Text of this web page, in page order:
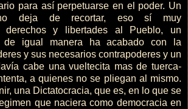
para así perpetuarse en el poder. Un
deja de recortar, eso sí muy
derechos y libertades al Pueblo, un
de igual manera ha acabado con la
y sus necesarios contrapoderes y un
cabe una vueltecita mas de tuerca-
a quienes no se pliegan al mismo.
una Dictatocracia, que es, en lo que se
que naciera como democracia en